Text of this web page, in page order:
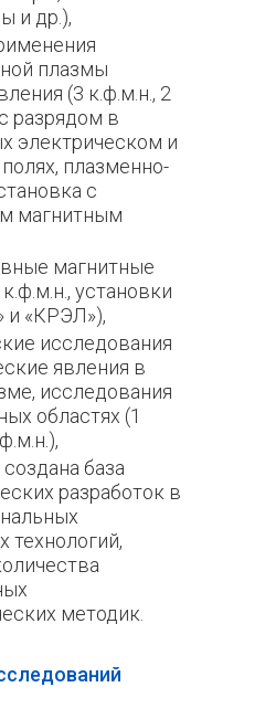
и др.),
плазмы
(3 к.ф.м.н., 2
разрядом в
электрическом и
плазменно-
с
магнитным
магнитные
установки
и «КРЭЛ»),
исследования
явления в
исследования
областях (1
база
разработок в
технологий,
методик.